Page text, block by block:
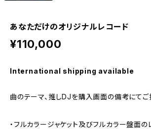
あなただけのオリジナルレコード
¥110,000
International shipping available
曲のテーマ、推しDJを購入画面の備考にてご
・フルカラージャケット及びフルカラー盤面の